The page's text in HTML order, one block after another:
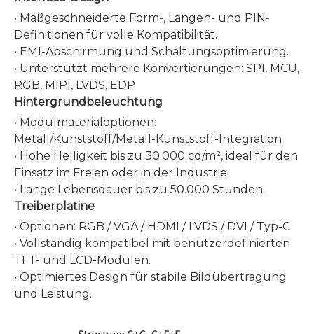
• Maßgeschneiderte Form-, Längen- und PIN-
Definitionen für volle Kompatibilität.
• EMI-Abschirmung und Schaltungsoptimierung.
• Unterstützt mehrere Konvertierungen: SPI, MCU,
RGB, MIPI, LVDS, EDP
Hintergrundbeleuchtung
• Modulmaterialoptionen:
Metall/Kunststoff/Metall-Kunststoff-Integration
• Hohe Helligkeit bis zu 30.000 cd/m², ideal für den
Einsatz im Freien oder in der Industrie.
• Lange Lebensdauer bis zu 50.000 Stunden.
Treiberplatine
• Optionen: RGB / VGA / HDMI / LVDS / DVI / Typ-C
• Vollständig kompatibel mit benutzerdefinierten
TFT- und LCD-Modulen.
• Optimiertes Design für stabile Bildübertragung
und Leistung.